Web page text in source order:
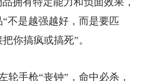
拥有特定能力和负面效果，
不是越强越好，而是要匹
你搞疯或搞死”。
轮手枪“丧钟”，命中必杀，